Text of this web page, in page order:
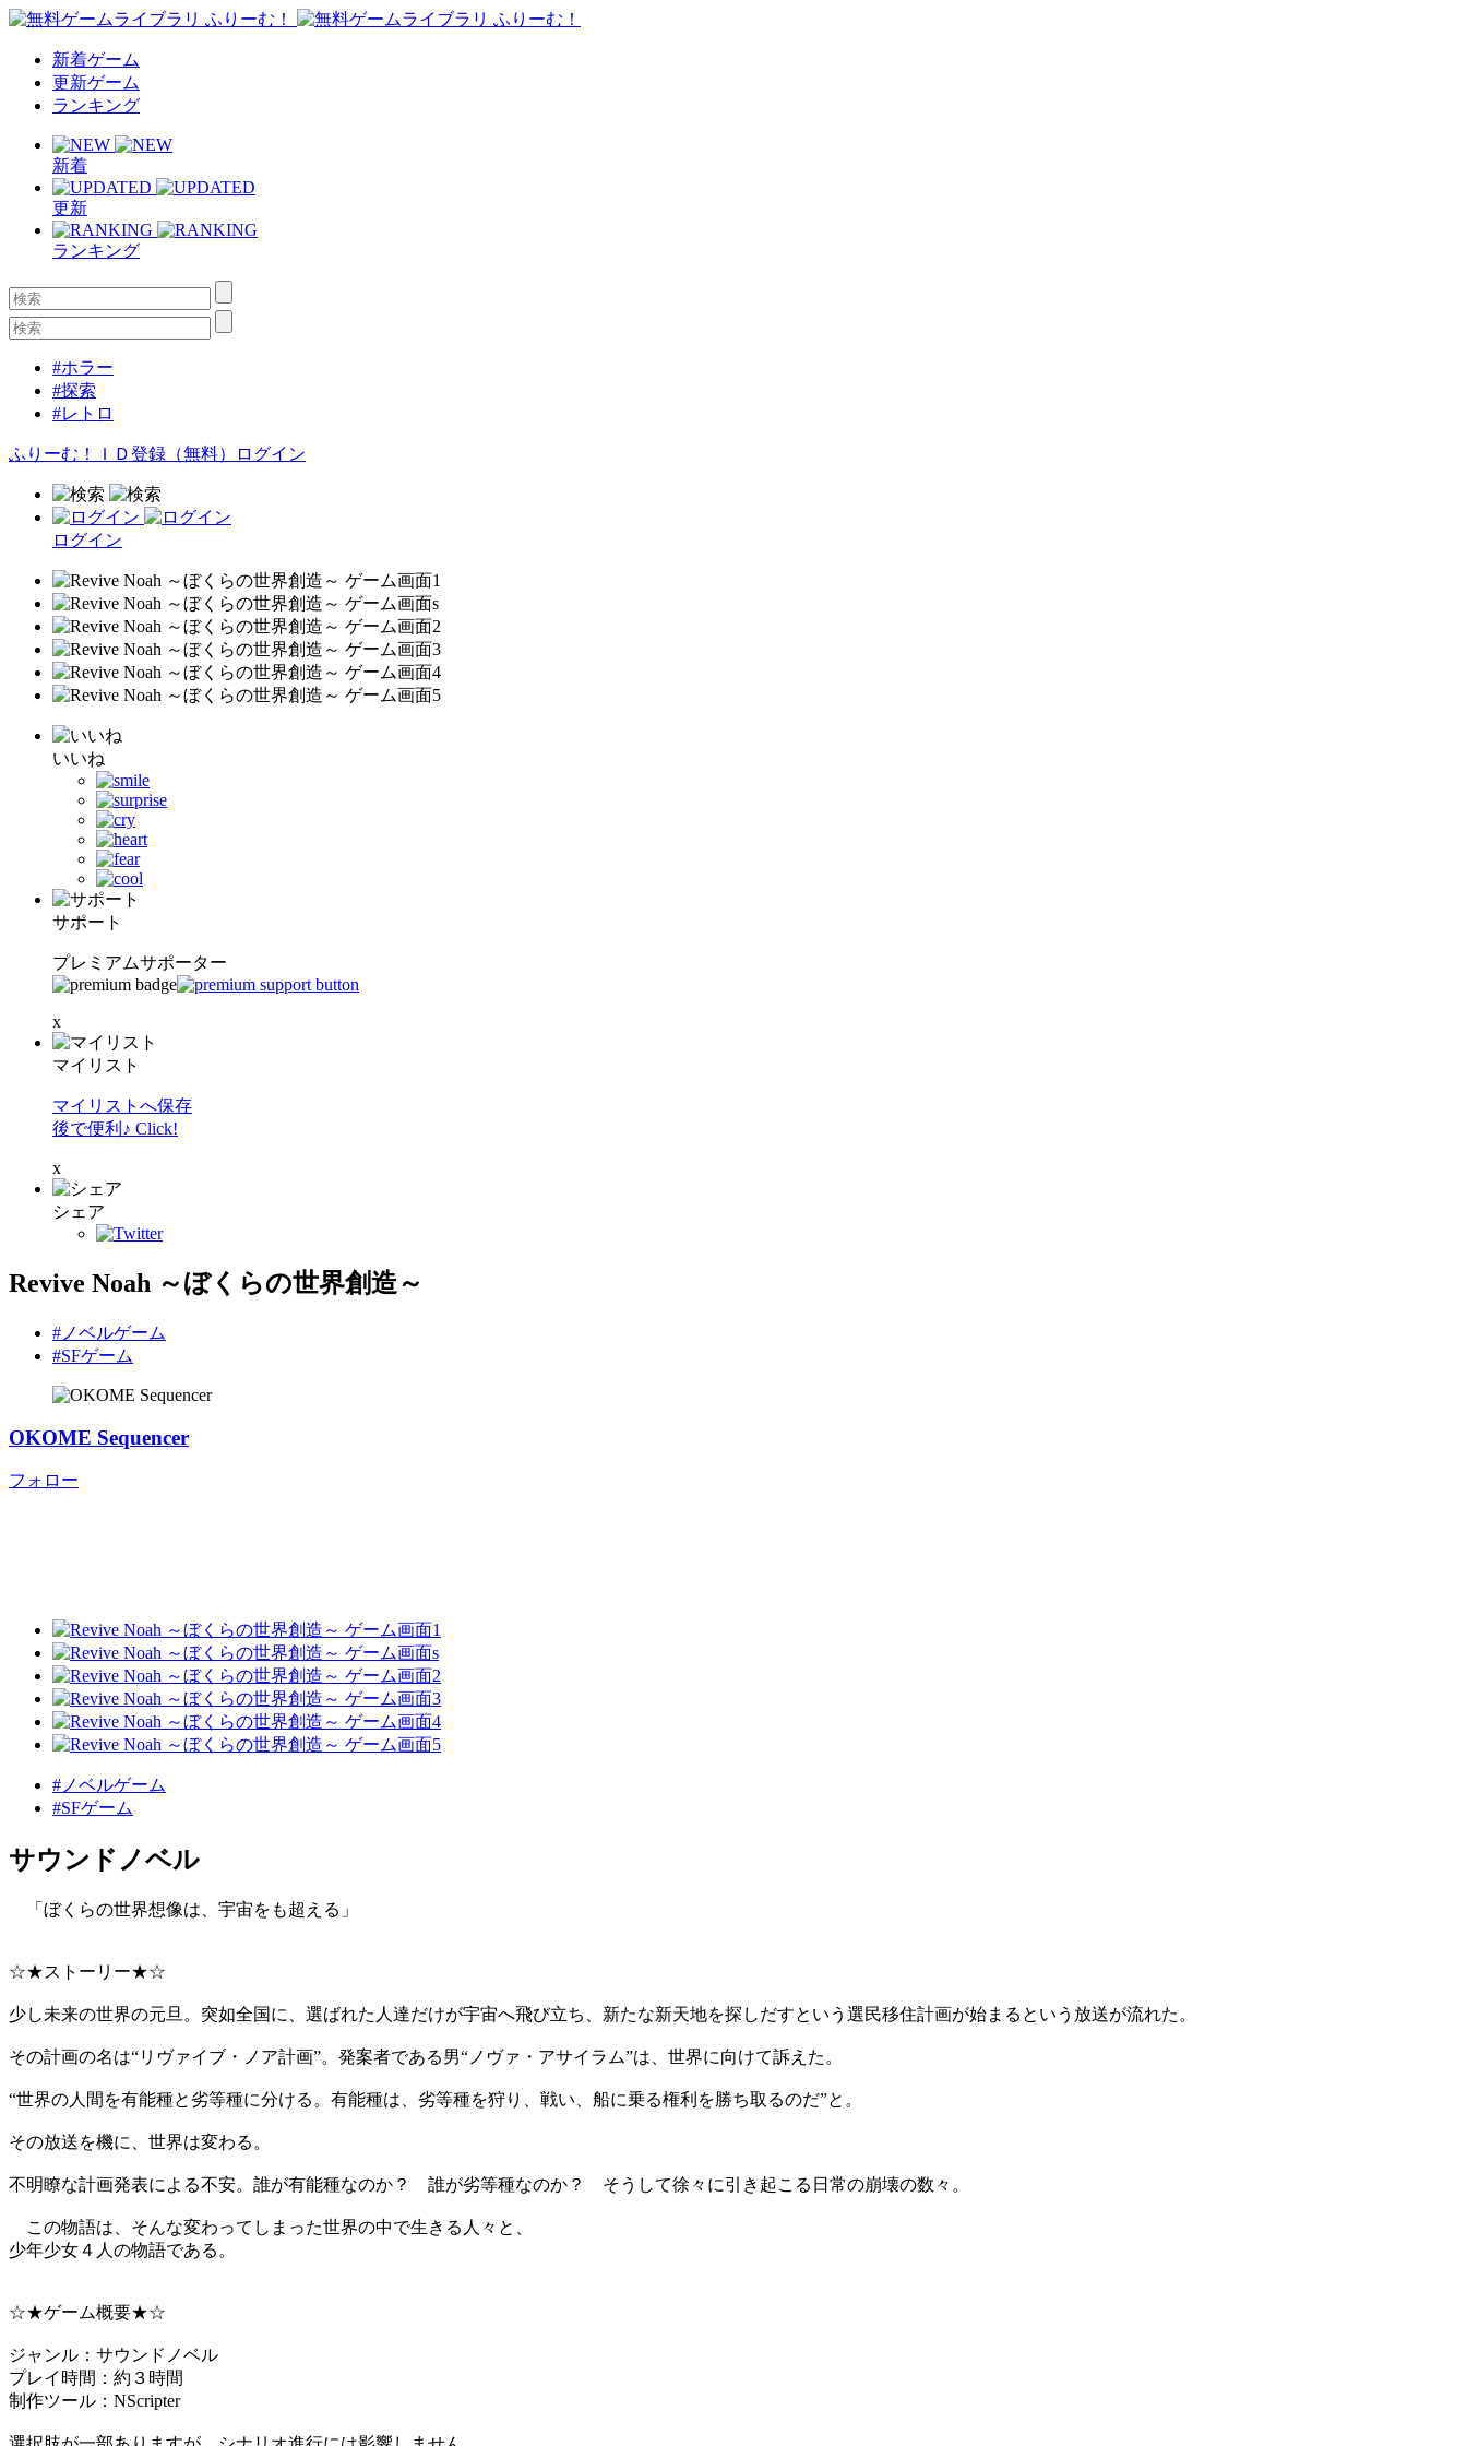
新着ゲーム
更新ゲーム
ランキング
新着
更新
ランキング
#ホラー
#探索
#レトロ
ふりーむ！ＩＤ登録（無料） ログイン
ログイン
いいね
サポート
プレミアムサポーター
x
マイリスト
マイリストへ保存
後で便利♪ Click!
x
シェア
Revive Noah ～ぼくらの世界創造～
#ノベルゲーム
#SFゲーム
OKOME Sequencer
フォロー
#ノベルゲーム
#SFゲーム
サウンドノベル
「ぼくらの世界想像は、宇宙をも超える」
☆★ストーリー★☆
少し未来の世界の元旦。突如全国に、選ばれた人達だけが宇宙へ飛び立ち、新たな新天地を探しだすという選民移住計画が始まるという放送が流れた。
その計画の名は“リヴァイブ・ノア計画”。発案者である男“ノヴァ・アサイラム”は、世界に向けて訴えた。
“世界の人間を有能種と劣等種に分ける。有能種は、劣等種を狩り、戦い、船に乗る権利を勝ち取るのだ”と。
その放送を機に、世界は変わる。
不明瞭な計画発表による不安。誰が有能種なのか？ 誰が劣等種なのか？ そうして徐々に引き起こる日常の崩壊の数々。
この物語は、そんな変わってしまった世界の中で生きる人々と、
少年少女４人の物語である。
☆★ゲーム概要★☆
ジャンル：サウンドノベル
プレイ時間：約３時間
制作ツール：NScripter